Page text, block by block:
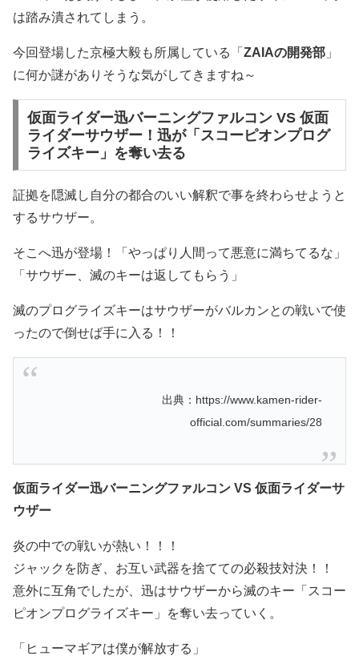
は踏み潰されてしまう。
今回登場した京極大毅も所属している「 ZAIAの開発部 」
に何か謎がありそうな気がしてきますね～
仮面ライダー迅バーニングファルコン VS 仮面
ライダーサウザー！迅が「スコーピオンプログ
ライズキー」を奪い去る
証拠を隠滅し自分の都合のいい解釈で事を終わらせようと
するサウザー。
そこへ迅が登場！「やっぱり人間って悪意に満ちてるな」
「サウザー、滅のキーは返してもらう」
滅のプログライズキーはサウザーがバルカンとの戦いで使
ったので倒せば手に入る！！
出典：https://www.kamen-rider-
official.com/summaries/28
仮面ライダー迅バーニングファルコン VS 仮面ライダーサ
ウザー
炎の中での戦いが熱い！！！
ジャックを防ぎ、お互い武器を捨てての必殺技対決！！
意外に互角でしたが、迅はサウザーから滅のキー「スコー
ピオンプログライズキー」を奪い去っていく。
「ヒューマギアは僕が解放する」